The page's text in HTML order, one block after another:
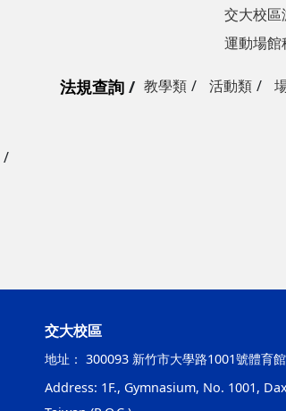
交大校區
運動場館
法規查詢 教學類 活動類
交大校區
地址： 300093 新竹市大學路1001號體育
Address: 1F., Gymnasium, No. 1001,